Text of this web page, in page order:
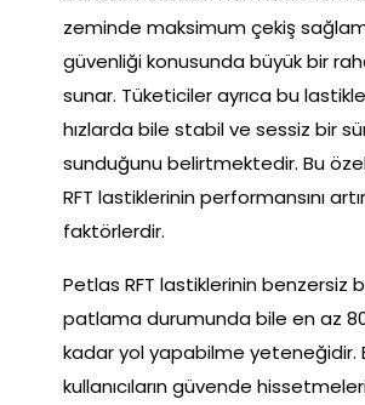
zeminde maksimum çekiş
güvenliği konusunda büyük bir
sunar. Tüketiciler ayrıca bu
hızlarda bile stabil ve sessiz bir
sunduğunu belirtmektedir. Bu
RFT lastiklerinin performansını
faktörlerdir.
Petlas RFT lastiklerinin benzersiz
patlama durumunda bile en az
kadar yol yapabilme yeteneğidir.
kullanıcıların güvende